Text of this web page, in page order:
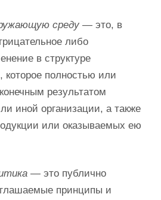
среду — это, в
либо
в структуре
полностью или
результатом
иной организации, а также
или оказываемых ею
— это публично
принципы и